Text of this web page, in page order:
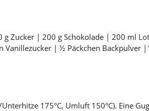
Zucker | 200 g Schokolade | 200 ml
Vanillezucker | ½ Päckchen Backpulver
175°C, Umluft 150°C). Eine